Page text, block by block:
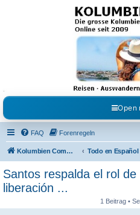
Kolumbienforum - Das
grosse Forum der
Freunde Kolumbiens
Reisen, Auswandern, Kultur, Politik,
Austausch, Erfahrungen und Gemeinschaft
Open
FAQ Forenregeln
Kolumbien Community Todo en Español
Santos respalda el rol
liberación ...
1 Beitrag •